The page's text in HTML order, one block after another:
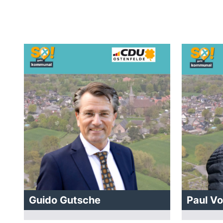
Guido Gutsche Paul